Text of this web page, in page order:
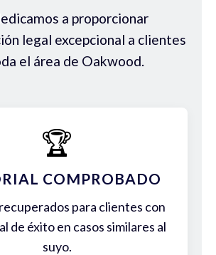
a proporcionar
legal excepcional a clientes
el área de Oakwood.
🏆
COMPROBADO
para clientes con
de éxito en casos similares al
suyo.